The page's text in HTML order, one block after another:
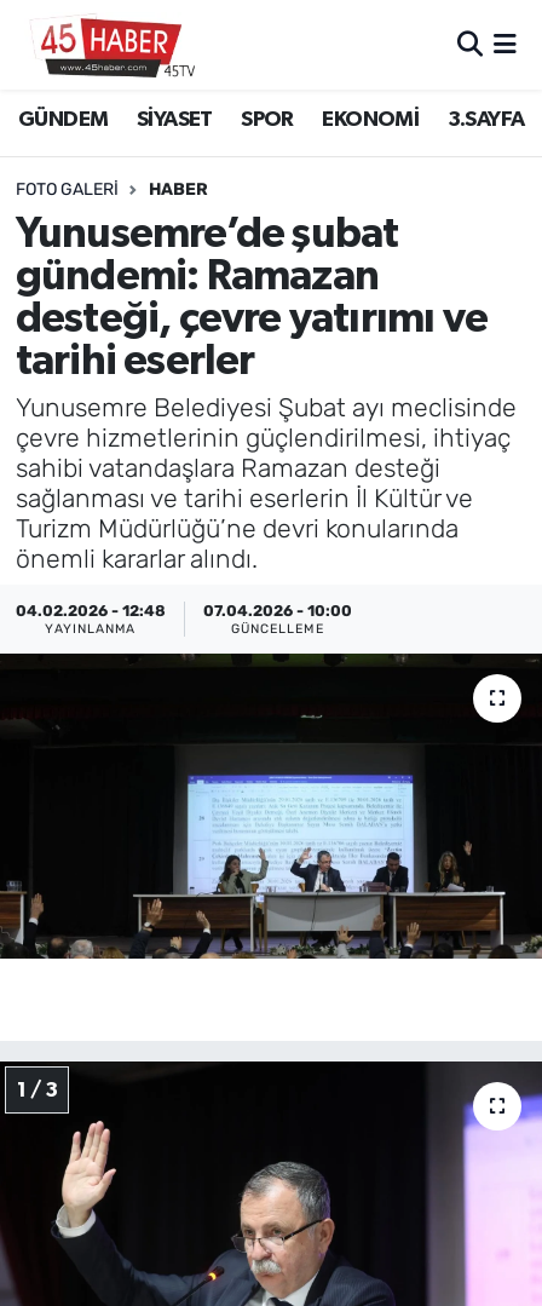
GÜNDEM SİYASET SPOR EKONOMİ 3.SAYFA
FOTO GALERI HABER
Yunusemre’de şubat
gündemi: Ramazan
desteği, çevre yatırımı ve
tarihi eserler
Yunusemre Belediyesi Şubat ayı meclisinde
çevre hizmetlerinin güçlendirilmesi, ihtiyaç
sahibi vatandaşlara Ramazan desteği
sağlanması ve tarihi eserlerin İl Kültür ve
Turizm Müdürlüğü’ne devri konularında
önemli kararlar alındı.
04.02.2026 - 12:48
YAYINLANMA
07.04.2026 - 10:00
GÜNCELLEME
1 / 3
SİYASET
EKONOMİ
3.SAYFA
EĞİTİM
SAĞLIK
YAŞAM
Manisa Hava Durumu
Manisa Namaz Vakitleri
Manisa Trafik Yoğunluk Haritası
Süper Lig Puan Durumu ve Fikstür
Tüm Manşetler
Son Dakika Haberleri
Haber Arşivi